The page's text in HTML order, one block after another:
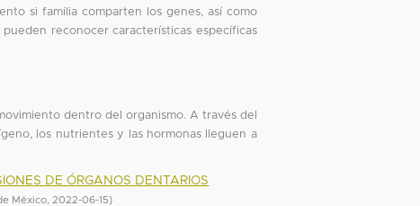
si familia comparten los genes, así como
reconocer características específicas
dentro del organismo. A través del
los nutrientes y las hormonas lleguen a
DE ÓRGANOS DENTARIOS
México 2022-06-15)